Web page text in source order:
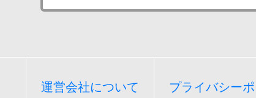
運営会社について プライバシー